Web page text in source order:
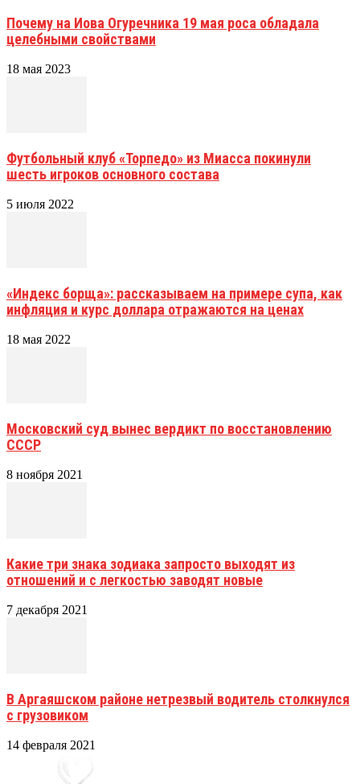
Почему на Иова Огуречника 19 мая роса обладала
целебными свойствами
18 мая 2023
Футбольный клуб «Торпедо» из Миасса покинули
шесть игроков основного состава
5 июля 2022
«Индекс борща»: рассказываем на примере супа, как
инфляция и курс доллара отражаются на ценах
18 мая 2022
Московский суд вынес вердикт по восстановлению
СССР
8 ноября 2021
Какие три знака зодиака запросто выходят из
отношений и с легкостью заводят новые
7 декабря 2021
В Аргаяшском районе нетрезвый водитель столкнулся
с грузовиком
14 февраля 2021